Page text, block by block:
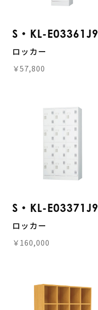
S・KL-E03361J9
ロッカー
￥57,800
S・KL-E03371J9
ロッカー
￥160,000